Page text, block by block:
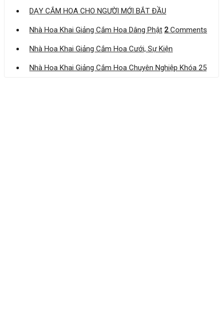
DẠY CẮM HOA CHO NGƯỜI MỚI BẮT ĐẦU
Nhà Hoa Khai Giảng Cắm Hoa Dâng Phật 2Comments
Nhà Hoa Khai Giảng Cắm Hoa Cưới, Sự Kiện
Nhà Hoa Khai Giảng Cắm Hoa Chuyên Nghiệp Khóa 25